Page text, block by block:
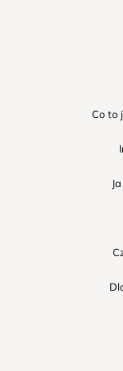
Co to